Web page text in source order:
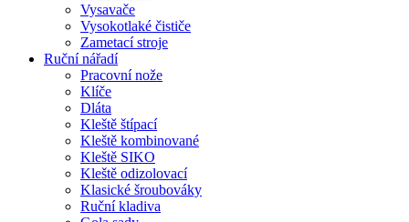
Vysavače
Vysokotlaké čističe
Zametací stroje
Ruční nářadí
Pracovní nože
Klíče
Dláta
Kleště štípací
Kleště kombinované
Kleště SIKO
Kleště odizolovací
Klasické šroubováky
Ruční kladiva